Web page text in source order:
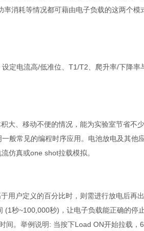
消耗等情况都可藉由电子负载的这两个模
定电流高/低准位、 T1/T2 、爬升率/下降率
大、移动不便的情况，能为实验室节省不少
般常见的编程时序应用。电池放电及其他
仿真或one shot拉载模拟。
用户定义的百分比时，则需进行放电后再出
(1秒~100,000秒) ，让电子负载能正确的停
间。举例说明: 当按下Load ON开始拉载，